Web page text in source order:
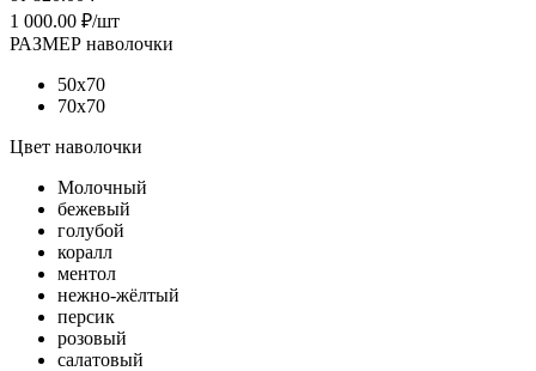
1 000.00 ₽/шт
РАЗМЕР наволочки
50х70
70х70
Цвет наволочки
Молочный
бежевый
голубой
коралл
ментол
нежно-жёлтый
персик
розовый
салатовый